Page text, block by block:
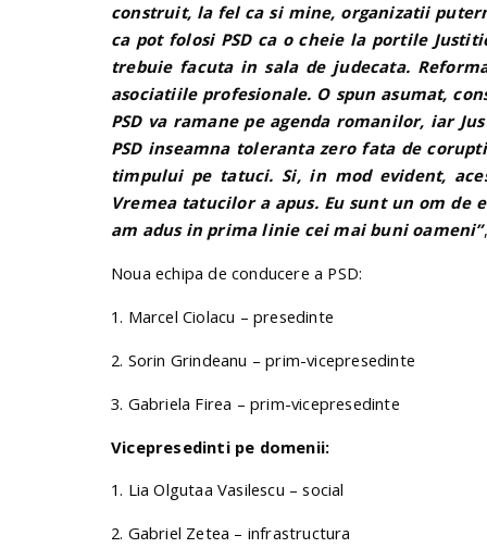
construit, la fel ca si mine, organizatii
ca pot folosi PSD ca o cheie la portile
trebuie facuta in sala de judecata.
asociatiile profesionale. O spun asumat,
PSD va ramane pe agenda romanilor, iar
PSD inseamna toleranta zero fata de
timpului pe tatuci. Si, in mod evident,
Vremea tatucilor a apus. Eu sunt un om de
am adus in prima linie cei mai buni oameni”
Noua echipa de conducere a PSD:
1. Marcel Ciolacu – presedinte
2. Sorin Grindeanu – prim-vicepresedinte
3. Gabriela Firea – prim-vicepresedinte
Vicepresedinti pe domenii:
1. Lia Olgutaa Vasilescu – social
2. Gabriel Zetea – infrastructura